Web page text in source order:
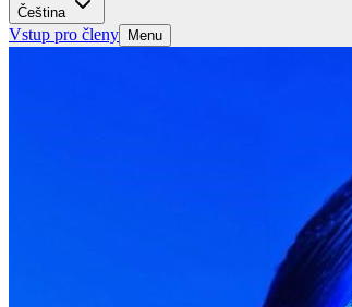
Čeština
Vstup pro členy Menu